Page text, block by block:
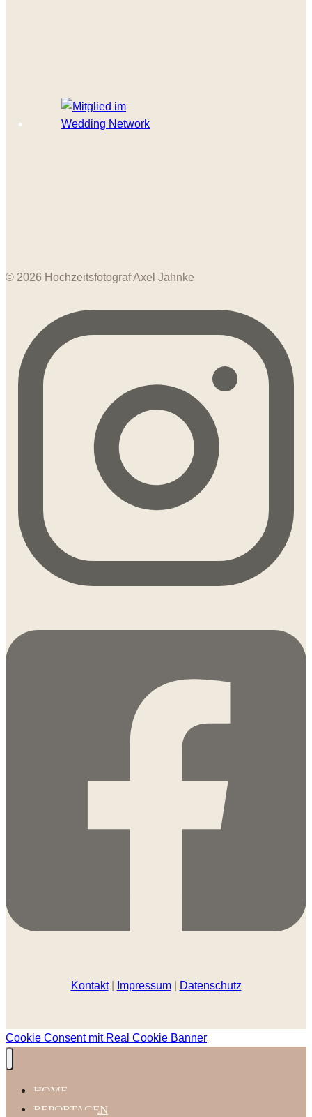
© 2026 Hochzeitsfotograf Axel Jahnke
Kontakt| Impressum| Datenschutz
Cookie Consent mit Real Cookie Banner
HOME
REPORTAGEN